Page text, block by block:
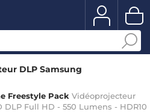
DLP Samsung
Freestyle Pack Vidéoprojecteur
DLP Full HD - 550 Lumens - HDR10